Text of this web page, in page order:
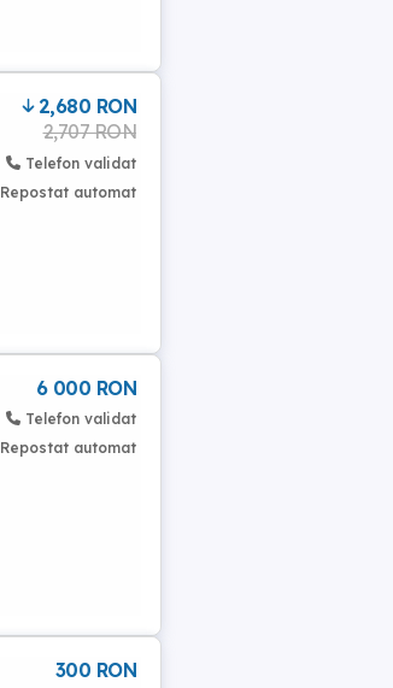
2,680 RON
2,707 RON
Telefon validat
Repostat automat
6 000 RON
Telefon validat
Repostat automat
300 RON